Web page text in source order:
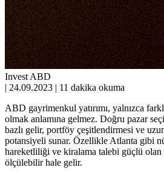
Invest ABD
| 24.09.2023 | 11 dakika okuma
ABD gayrimenkul yatırımı, yalnızca
olmak anlamına gelmez. Doğru pazar
bazlı gelir, portföy çeşitlendirmesi ve
potansiyeli sunar. Özellikle Atlanta gibi
hareketliliği ve kiralama talebi güçlü olan
ölçülebilir hale gelir.